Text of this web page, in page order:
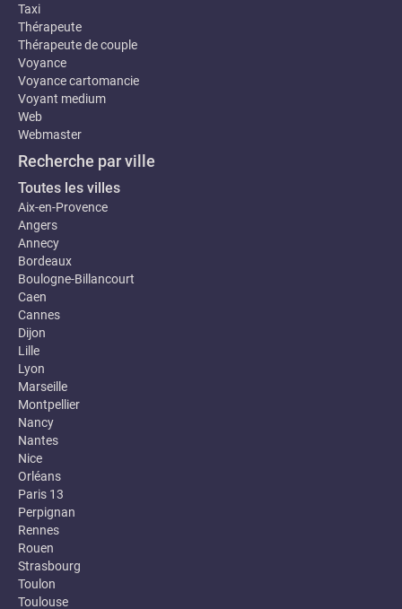
Taxi
Thérapeute
Thérapeute de couple
Voyance
Voyance cartomancie
Voyant medium
Web
Webmaster
Recherche par ville
Toutes les villes
Aix-en-Provence
Angers
Annecy
Bordeaux
Boulogne-Billancourt
Caen
Cannes
Dijon
Lille
Lyon
Marseille
Montpellier
Nancy
Nantes
Nice
Orléans
Paris 13
Perpignan
Rennes
Rouen
Strasbourg
Toulon
Toulouse